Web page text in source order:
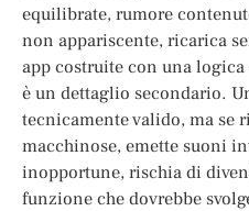
equilibrate, rumore
non appariscente, ricarica
app costruite con una
è un dettaglio secondario.
tecnicamente valido, ma se
macchinose, emette suoni
inopportune, rischia di
funzione che dovrebbe